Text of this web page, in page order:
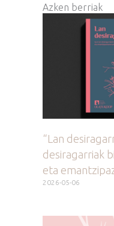
Azken berriak
“Lan
desiragarriak
eta
2026-05-06